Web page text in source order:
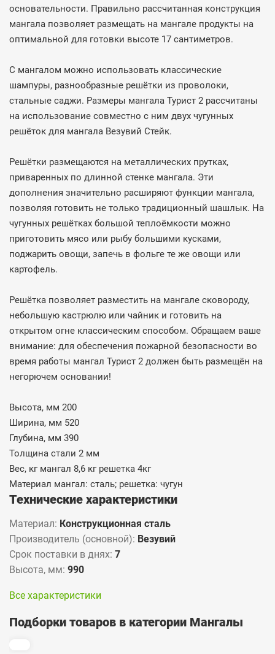
основательности. Правильно рассчитанная конструкция
мангала позволяет размещать на мангале продукты на
оптимальной для готовки высоте 17 сантиметров.
С мангалом можно использовать классические
шампуры, разнообразные решётки из проволоки,
стальные саджи. Размеры мангала Турист 2 рассчитаны
на использование совместно с ним двух чугунных
решёток для мангала Везувий Стейк.
Решётки размещаются на металлических прутках,
приваренных по длинной стенке мангала. Эти
дополнения значительно расширяют функции мангала,
позволяя готовить не только традиционный шашлык. На
чугунных решётках большой теплоёмкости можно
приготовить мясо или рыбу большими кусками,
поджарить овощи, запечь в фольге те же овощи или
картофель.
Решётка позволяет разместить на мангале сковороду,
небольшую кастрюлю или чайник и готовить на
открытом огне классическим способом. Обращаем ваше
внимание: для обеспечения пожарной безопасности во
время работы мангал Турист 2 должен быть размещён на
негорючем основании!
Высота, мм 200
Ширина, мм 520
Глубина, мм 390
Толщина стали 2 мм
Вес, кг мангал 8,6 кг решетка 4кг
Материал мангал: сталь; решетка: чугун
Технические характеристики
Материал: Конструкционная сталь
Производитель (основной): Везувий
Срок поставки в днях: 7
Высота, мм: 990
Все характеристики
Подборки товаров в категории Мангалы